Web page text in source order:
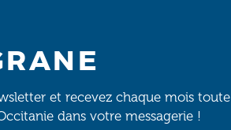
et recevez chaque mois toute
dans votre messagerie !